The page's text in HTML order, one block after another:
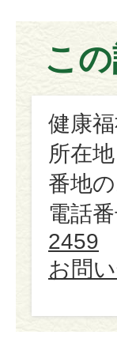
こ
健康
所在
番地
電話番
2459
お問